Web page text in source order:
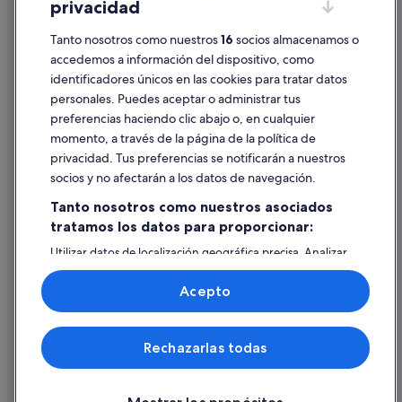
Información legal/contacto
Pautas sobre el contenido y cómo denunciar contenido
Ayuda
Cancelar un vuelo
Cancelar una reserva de hotel o de un alquiler vacacional
Utilizar un cupón de Expedia
Documentos para viajes internacionales
© 2026 Expedia, Inc., una empresa de Expedia Group. Todos los
derechos reservados. Expedia y el logotipo de Expedia son marcas
comerciales o marcas comerciales registradas de Expedia, Inc.
privacidad
Tanto nosotros como nuestros16 socios almacenamos o
accedemos a información del dispositivo, como
identificadores únicos en las cookies para tratar datos
personales. Puedes aceptar o administrar tus
preferencias haciendo clic abajo o, en cualquier
momento, a través de la página de la política de
privacidad. Tus preferencias se notificarán a nuestros
socios y no afectarán a los datos de navegación.
Tanto nosotros como nuestros asociados
tratamos los datos para proporcionar:
Utilizar datos de localización geográfica precisa. Analizar
activamente las características del dispositivo para su
identificación. Almacenar la información en un dispositivo
y/o acceder a ella. Publicidad y contenido personalizados,
medición de publicidad y contenido, investigación de
audiencia y desarrollo de servicios.
Lista de asociados (proveedores)
Rechazarlas todas
Acepto